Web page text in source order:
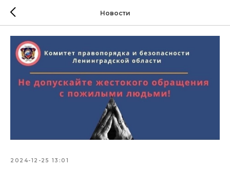
Новости
2024-12-25 13:01